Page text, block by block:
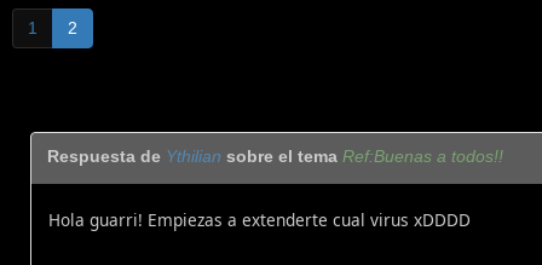
1 2
Respuesta de Ythilian sobre el tema Ref:Buenas a todos!!
Hola guarri! Empiezas a extenderte cual virus xDDDD